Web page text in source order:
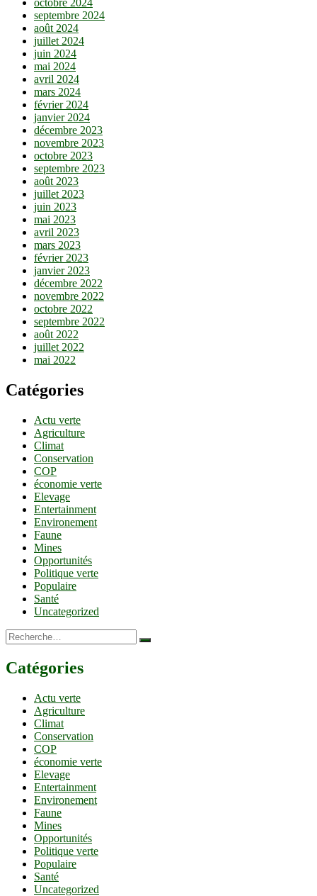
octobre 2024
septembre 2024
août 2024
juillet 2024
juin 2024
mai 2024
avril 2024
mars 2024
février 2024
janvier 2024
décembre 2023
novembre 2023
octobre 2023
septembre 2023
août 2023
juillet 2023
juin 2023
mai 2023
avril 2023
mars 2023
février 2023
janvier 2023
décembre 2022
novembre 2022
octobre 2022
septembre 2022
août 2022
juillet 2022
mai 2022
Catégories
Actu verte
Agriculture
Climat
Conservation
COP
économie verte
Elevage
Entertainment
Environement
Faune
Mines
Opportunités
Politique verte
Populaire
Santé
Uncategorized
Recherche…
Catégories
Actu verte
Agriculture
Climat
Conservation
COP
économie verte
Elevage
Entertainment
Environement
Faune
Mines
Opportunités
Politique verte
Populaire
Santé
Uncategorized